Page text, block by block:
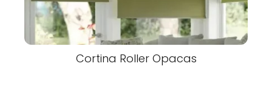
Cortina Roller Opacas